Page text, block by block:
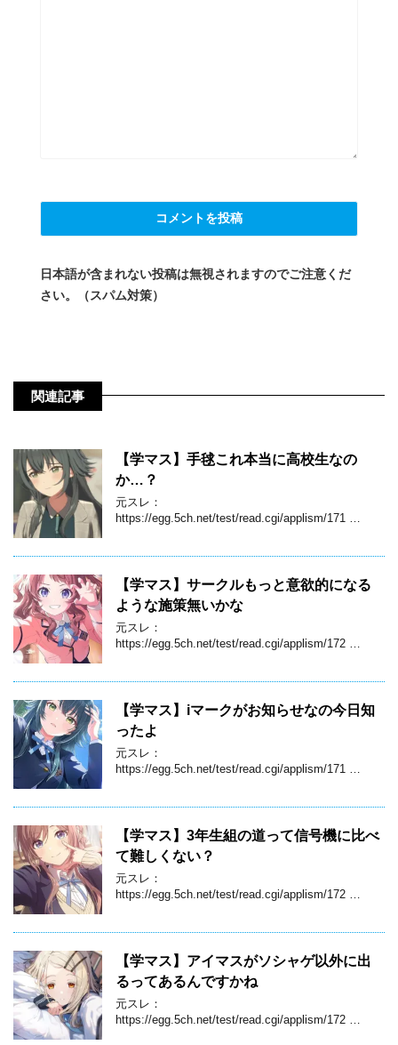
日本語が含まれない投稿は無視されますのでご注意くだ
さい。（スパム対策）
関連記事
【学マス】手毬これ本当に高校生なの
か…？
元スレ：
https://egg.5ch.net/test/read.cgi/applism/171 …
【学マス】サークルもっと意欲的になる
ような施策無いかな
元スレ：
https://egg.5ch.net/test/read.cgi/applism/172 …
【学マス】iマークがお知らせなの今日知
ったよ
元スレ：
https://egg.5ch.net/test/read.cgi/applism/171 …
【学マス】3年生組の道って信号機に比べ
て難しくない？
元スレ：
https://egg.5ch.net/test/read.cgi/applism/172 …
【学マス】アイマスがソシャゲ以外に出
るってあるんですかね
元スレ：
https://egg.5ch.net/test/read.cgi/applism/172 …